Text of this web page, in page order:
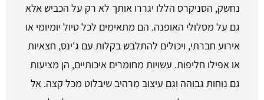
נחשק, הסניקרס הללו יגררו אותך לא רק על הכביש אלא
גם על מסלולי האופנה. הם מתאימים לכל טיול יומיומי או
אירוע חברתי, ויכולים להתלבש בקלות עם ג'ינס, חצאיות
או אפילו חליפות. עשויות מחומרים איכותיים, הן מציעות
גם נוחות גבוהה וגם עיצוב מרהיב שיבלוט מכל קצה. אל